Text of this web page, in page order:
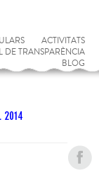
ACTIVITATS
DE TRANSPARÈNCIA
BLOG
2014